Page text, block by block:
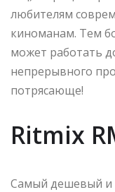
любителям
киноманам. Тем
может работать
непрерывного
потрясающе!
Ritmix
Cамый дешевый и